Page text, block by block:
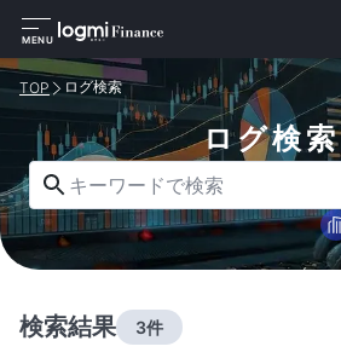
MENU
TOP ログ検索
ログ検索
検索結果 3件